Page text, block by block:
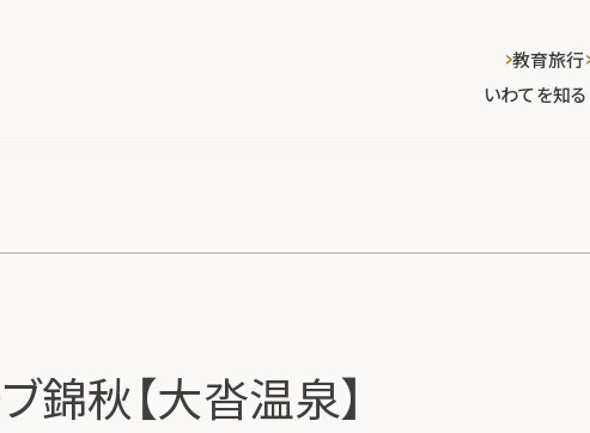
いわてを知る
教育旅行
錦秋【大沓温泉】